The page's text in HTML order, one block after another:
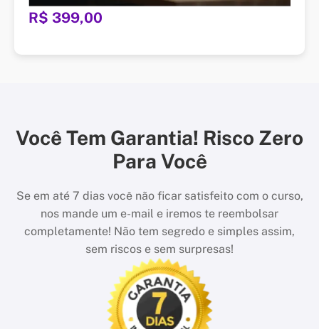
R$ 399,00
Você Tem Garantia! Risco Zero
Para Você
Se em até 7 dias você não ficar satisfeito com o curso,
nos mande um e-mail e iremos te reembolsar
completamente! Não tem segredo e simples assim,
sem riscos e sem surpresas!